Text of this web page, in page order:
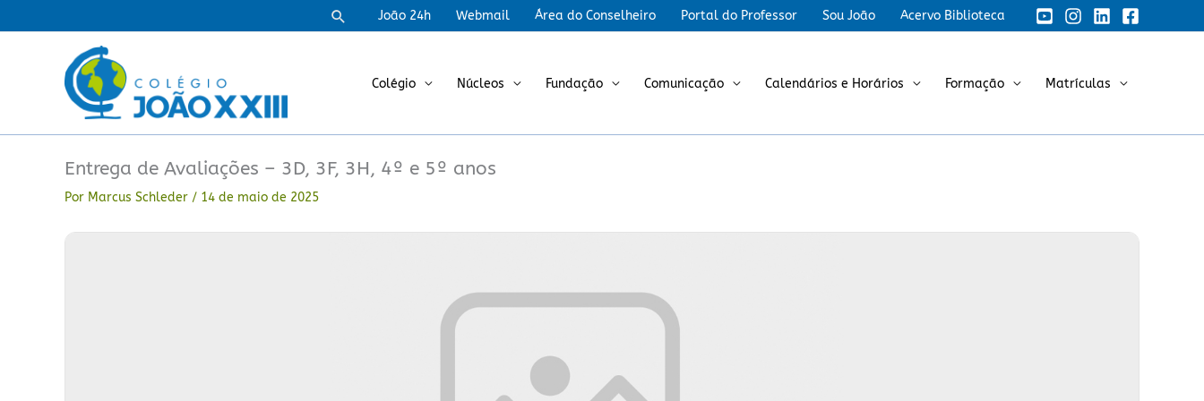
para
PesquisarJoão 24h Webmail Área do Conselheiro Portal do Professor Sou João Acervo Biblioteca
Colégio Núcleos Fundação Comunicação Calendários e Horários Formação Matrículas
Entrega de Avaliações – 3D, 3F, 3H, 4º e 5º anos
Por Marcus Schleder / 14 de maio de 2025